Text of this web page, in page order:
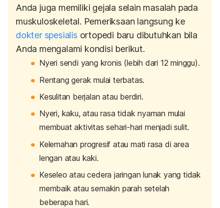
Anda juga memiliki gejala selain masalah pada
muskuloskeletal. Pemeriksaan langsung ke
dokter spesialis ortopedi baru dibutuhkan bila
Anda mengalami kondisi berikut.
Nyeri sendi yang kronis (lebih dari 12 minggu).
Rentang gerak mulai terbatas.
Kesulitan berjalan atau berdiri.
Nyeri, kaku, atau rasa tidak nyaman mulai
membuat aktivitas sehari-hari menjadi sulit.
Kelemahan progresif atau mati rasa di area
lengan atau kaki.
Keseleo atau cedera jaringan lunak yang tidak
membaik atau semakin parah setelah
beberapa hari.